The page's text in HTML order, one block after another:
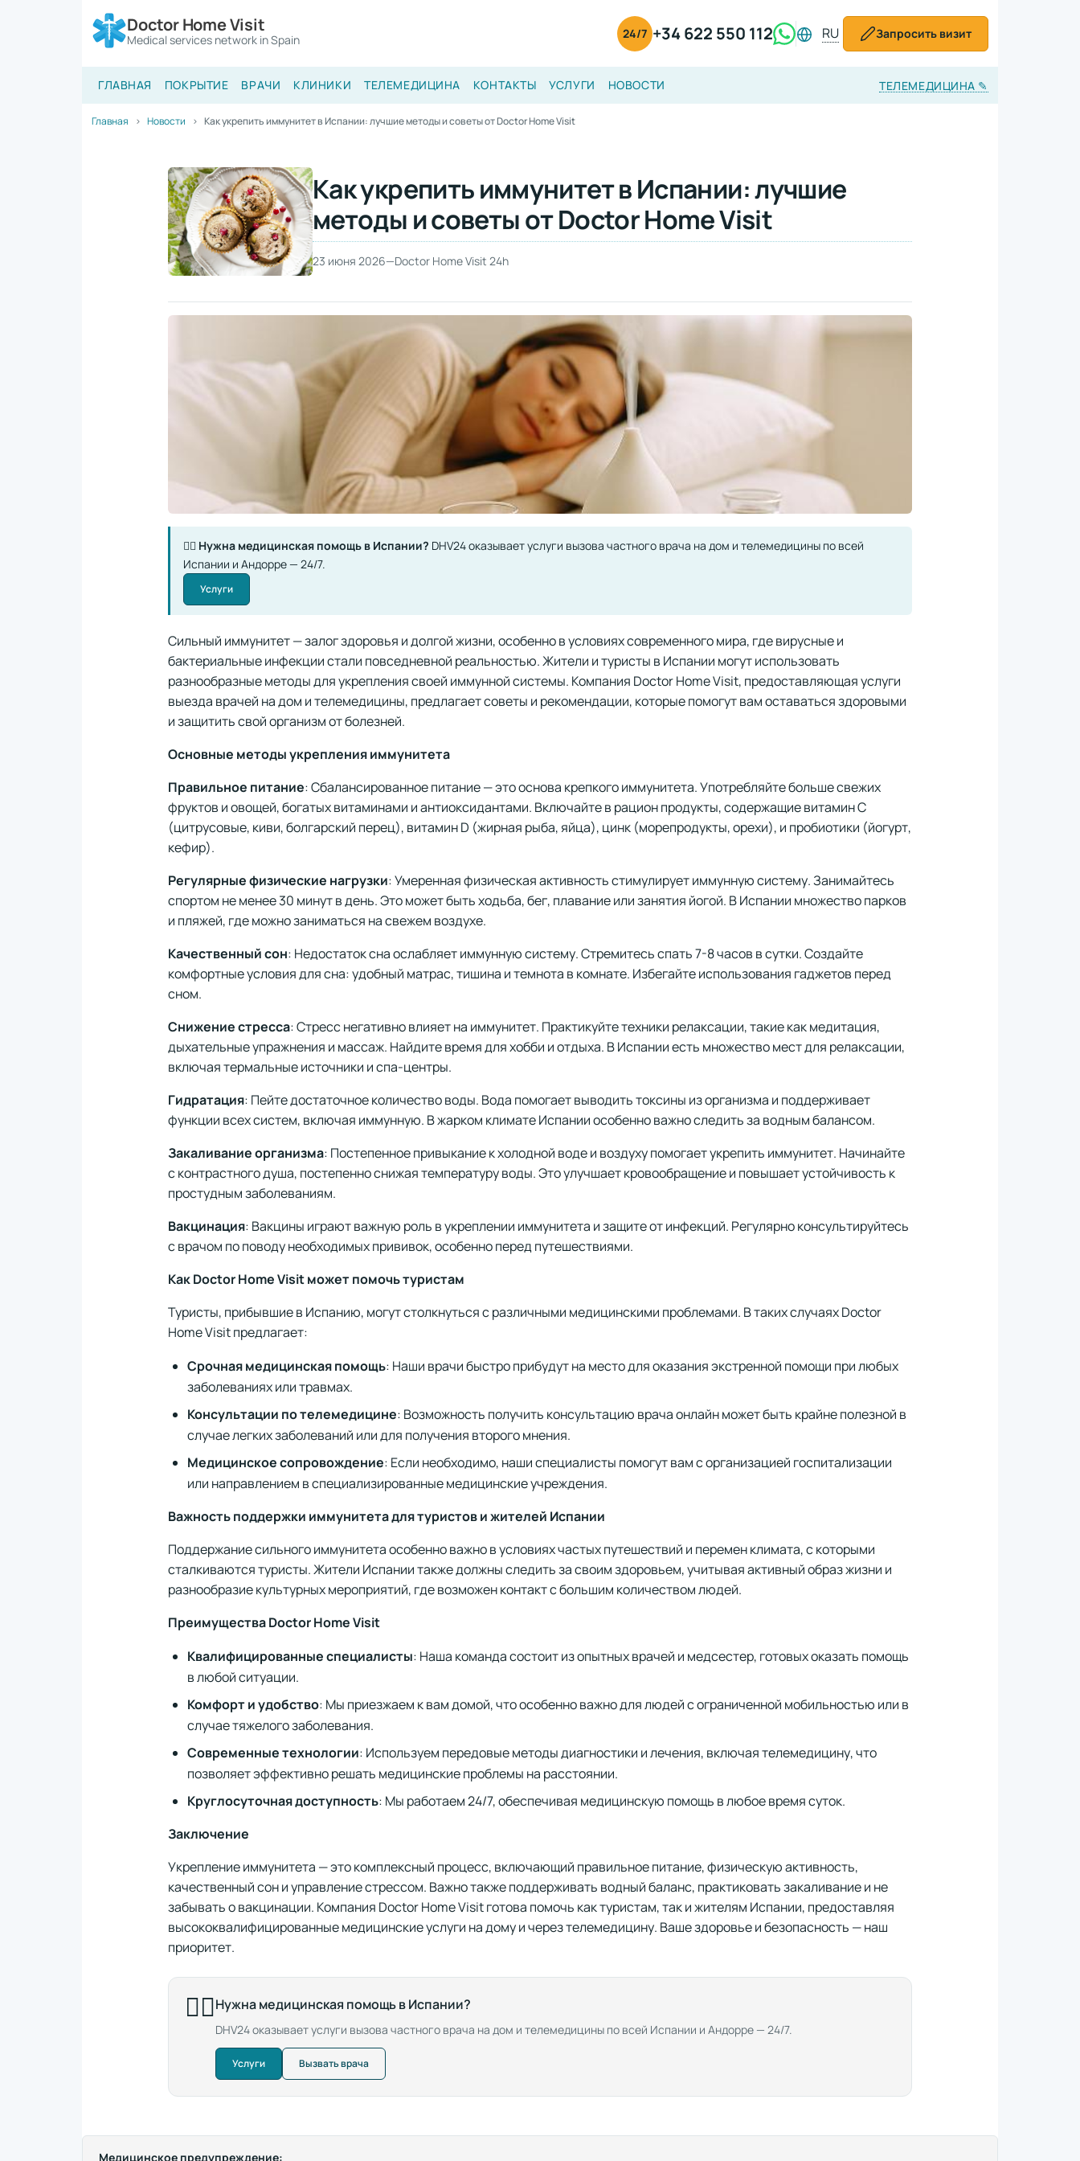
Doctor Home Visit
Medical services network in Spain 24/7 +34 622 550 112 RU Запросить визит
ГЛАВНАЯ ПОКРЫТИЕ ВРАЧИ КЛИНИКИ ТЕЛЕМЕДИЦИНА КОНТАКТЫ УСЛУГИ НОВОСТИ ТЕЛЕМЕДИЦИНА ✎
Главная Новости Как укрепить иммунитет в Испании: лучшие методы и советы от Doctor Home Visit
Как укрепить иммунитет в Испании: лучшие
методы и советы от Doctor Home Visit
23 июня 2026—Doctor Home Visit 24h
👨‍⚕️ Нужна медицинская помощь в Испании? DHV24 оказывает услуги вызова частного врача на дом и телемедицины по всей
Испании и Андорре — 24/7.
Услуги
Сильный иммунитет — залог здоровья и долгой жизни, особенно в условиях современного мира, где вирусные и
бактериальные инфекции стали повседневной реальностью. Жители и туристы в Испании могут использовать
разнообразные методы для укрепления своей иммунной системы. Компания Doctor Home Visit, предоставляющая услуги
выезда врачей на дом и телемедицины, предлагает советы и рекомендации, которые помогут вам оставаться здоровыми
и защитить свой организм от болезней.
Основные методы укрепления иммунитета
Правильное питание: Сбалансированное питание — это основа крепкого иммунитета. Употребляйте больше свежих
фруктов и овощей, богатых витаминами и антиоксидантами. Включайте в рацион продукты, содержащие витамин C
(цитрусовые, киви, болгарский перец), витамин D (жирная рыба, яйца), цинк (морепродукты, орехи), и пробиотики (йогурт,
кефир).
Регулярные физические нагрузки: Умеренная физическая активность стимулирует иммунную систему. Занимайтесь
спортом не менее 30 минут в день. Это может быть ходьба, бег, плавание или занятия йогой. В Испании множество парков
и пляжей, где можно заниматься на свежем воздухе.
Качественный сон: Недостаток сна ослабляет иммунную систему. Стремитесь спать 7-8 часов в сутки. Создайте
комфортные условия для сна: удобный матрас, тишина и темнота в комнате. Избегайте использования гаджетов перед
сном.
Снижение стресса: Стресс негативно влияет на иммунитет. Практикуйте техники релаксации, такие как медитация,
дыхательные упражнения и массаж. Найдите время для хобби и отдыха. В Испании есть множество мест для релаксации,
включая термальные источники и спа-центры.
Гидратация: Пейте достаточное количество воды. Вода помогает выводить токсины из организма и поддерживает
функции всех систем, включая иммунную. В жарком климате Испании особенно важно следить за водным балансом.
Закаливание организма: Постепенное привыкание к холодной воде и воздуху помогает укрепить иммунитет. Начинайте
с контрастного душа, постепенно снижая температуру воды. Это улучшает кровообращение и повышает устойчивость к
простудным заболеваниям.
Вакцинация: Вакцины играют важную роль в укреплении иммунитета и защите от инфекций. Регулярно консультируйтесь
с врачом по поводу необходимых прививок, особенно перед путешествиями.
Как Doctor Home Visit может помочь туристам
Туристы, прибывшие в Испанию, могут столкнуться с различными медицинскими проблемами. В таких случаях Doctor
Home Visit предлагает:
Срочная медицинская помощь: Наши врачи быстро прибудут на место для оказания экстренной помощи при любых
заболеваниях или травмах.
Консультации по телемедицине: Возможность получить консультацию врача онлайн может быть крайне полезной в
случае легких заболеваний или для получения второго мнения.
Медицинское сопровождение: Если необходимо, наши специалисты помогут вам с организацией госпитализации
или направлением в специализированные медицинские учреждения.
Важность поддержки иммунитета для туристов и жителей Испании
Поддержание сильного иммунитета особенно важно в условиях частых путешествий и перемен климата, с которыми
сталкиваются туристы. Жители Испании также должны следить за своим здоровьем, учитывая активный образ жизни и
разнообразие культурных мероприятий, где возможен контакт с большим количеством людей.
Преимущества Doctor Home Visit
Квалифицированные специалисты: Наша команда состоит из опытных врачей и медсестер, готовых оказать помощь
в любой ситуации.
Комфорт и удобство: Мы приезжаем к вам домой, что особенно важно для людей с ограниченной мобильностью или в
случае тяжелого заболевания.
Современные технологии: Используем передовые методы диагностики и лечения, включая телемедицину, что
позволяет эффективно решать медицинские проблемы на расстоянии.
Круглосуточная доступность: Мы работаем 24/7, обеспечивая медицинскую помощь в любое время суток.
Заключение
Укрепление иммунитета — это комплексный процесс, включающий правильное питание, физическую активность,
качественный сон и управление стрессом. Важно также поддерживать водный баланс, практиковать закаливание и не
забывать о вакцинации. Компания Doctor Home Visit готова помочь как туристам, так и жителям Испании, предоставляя
высококвалифицированные медицинские услуги на дому и через телемедицину. Ваше здоровье и безопасность — наш
приоритет.
👨‍⚕️Нужна медицинская помощь в Испании?
DHV24 оказывает услуги вызова частного врача на дом и телемедицины по всей Испании и Андорре — 24/7.
Услуги Вызвать врача
Медицинское предупреждение: